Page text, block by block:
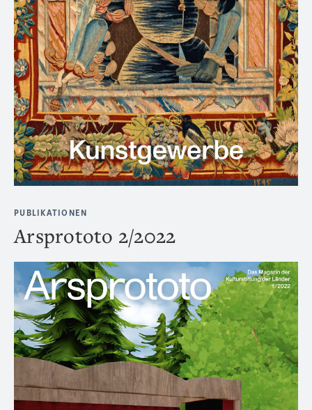
PUBLIKATIONEN
Arsprototo 2/2022